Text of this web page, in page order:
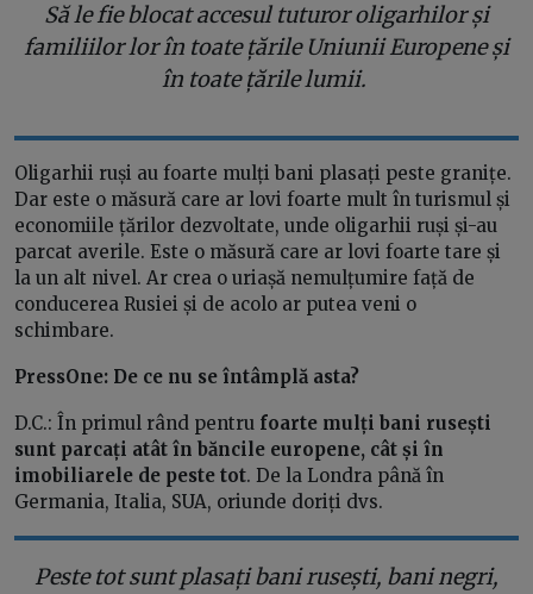
Să le fie blocat accesul tuturor oligarhilor și
familiilor lor în toate țările Uniunii Europene și
în toate țările lumii.
Oligarhii ruși au foarte mulți bani plasați peste granițe.
Dar este o măsură care ar lovi foarte mult în turismul și
economiile țărilor dezvoltate, unde oligarhii ruși și-au
parcat averile. Este o măsură care ar lovi foarte tare și
la un alt nivel. Ar crea o uriașă nemulțumire față de
conducerea Rusiei și de acolo ar putea veni o
schimbare.
PressOne: De ce nu se întâmplă asta?
D.C.: În primul rând pentru foarte mulți bani rusești
sunt parcați atât în băncile europene, cât și în
imobiliarele de peste tot. De la Londra până în
Germania, Italia, SUA, oriunde doriți dvs.
Peste tot sunt plasați bani rusești, bani negri,